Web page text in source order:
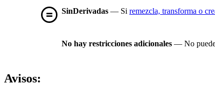
SinDerivadas — Si remezcla, transforma o
No hay restricciones adicionales — No puede
Avisos: